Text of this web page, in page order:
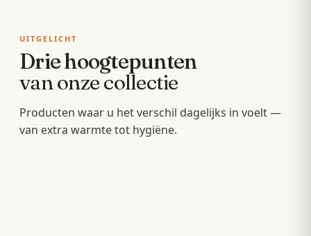
UITGELICHT
Drie hoogtepunten
van onze collectie
Producten waar u het verschil dagelijks in voelt —
van extra warmte tot hygiëne.
Badkamermeubels
Hang- en staande meubels met soft-close — op
Sunshowers
Spoeltoiletten